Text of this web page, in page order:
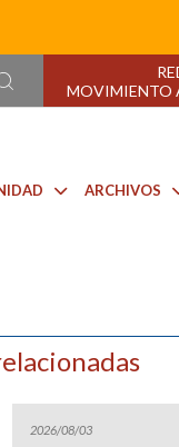
MOVIMIENTO
ARCHIVOS
2026/08/03